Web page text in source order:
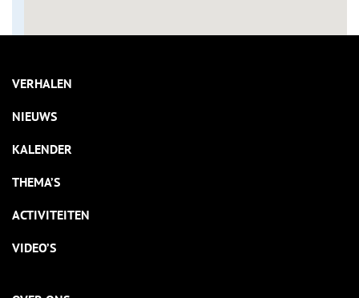
VERHALEN
NIEUWS
KALENDER
THEMA’S
ACTIVITEITEN
VIDEO’S